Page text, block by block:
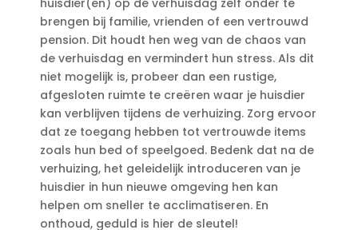
brengen bij familie, vrienden of een vertrouwd
pension.​ Dit houdt hen weg van de chaos van
de verhuisdag en vermindert hun stress.​ Als dit
niet mogelijk is, probeer dan een rustige,
afgesloten ruimte te creëren waar je huisdier
kan verblijven tijdens de verhuizing.​ Zorg ervoor
dat ze toegang hebben tot vertrouwde items
zoals hun bed of speelgoed.​ Bedenk dat na de
verhuizing, het geleidelijk introduceren van je
huisdier in hun nieuwe omgeving hen kan
helpen om sneller te acclimatiseren.​ En
onthoud, geduld is hier de sleutel!